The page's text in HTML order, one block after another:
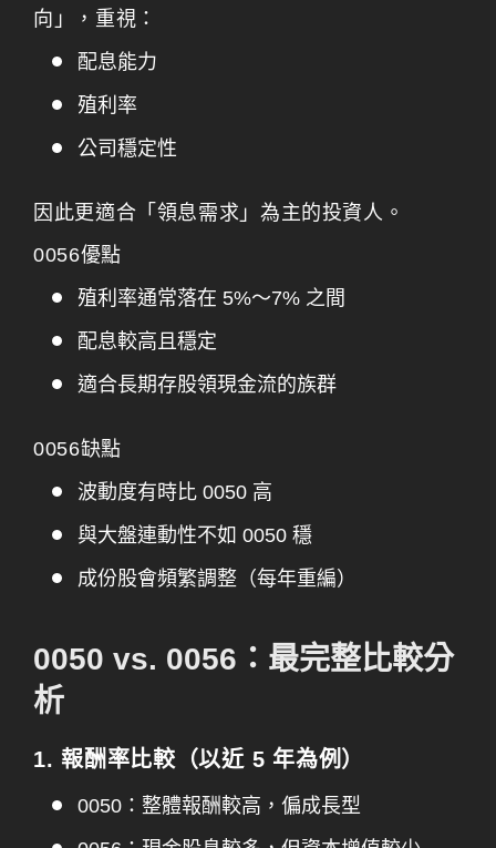
向」，重視：
配息能力
殖利率
公司穩定性
因此更適合「領息需求」為主的投資人。
0056優點
殖利率通常落在 5%～7% 之間
配息較高且穩定
適合長期存股領現金流的族群
0056缺點
波動度有時比 0050 高
與大盤連動性不如 0050 穩
成份股會頻繁調整（每年重編）
0050 vs. 0056：最完整比較分
析
1. 報酬率比較（以近 5 年為例）
0050：整體報酬較高，偏成長型